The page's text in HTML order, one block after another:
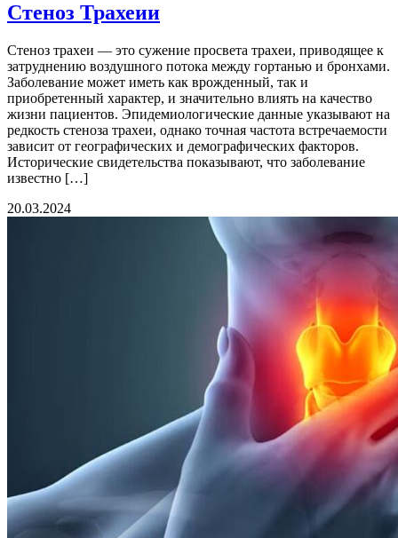
Стеноз Трахеии
Стеноз трахеи — это сужение просвета трахеи, приводящее к
затруднению воздушного потока между гортанью и бронхами.
Заболевание может иметь как врожденный, так и
приобретенный характер, и значительно влиять на качество
жизни пациентов. Эпидемиологические данные указывают на
редкость стеноза трахеи, однако точная частота встречаемости
зависит от географических и демографических факторов.
Исторические свидетельства показывают, что заболевание
известно […]
20.03.2024